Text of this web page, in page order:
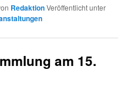
RedaktionVeröffentlicht unter
am 15.